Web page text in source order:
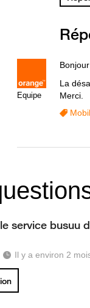
Equipe
La
Merci.
service busuu
Il y a environ 2